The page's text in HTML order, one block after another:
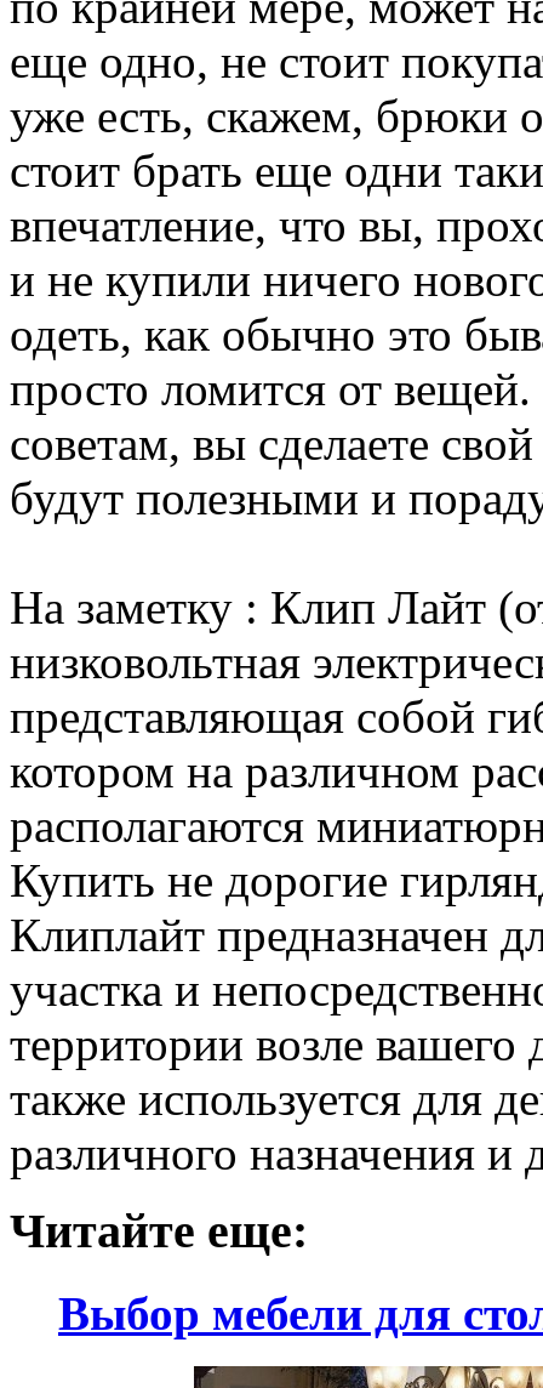
еще одно, не стоит
уже есть, скажем, брюки
стоит брать еще одни
впечатление, что вы,
и не купили ничего
одеть, как обычно это
просто ломится от
советам, вы сделаете
будут полезными и
На заметку : Клип Лайт
низковольтная
представляющая собой
котором на различном
располагаются
Купить не дорогие
Клиплайт предназначен
участка и
территории возле вашего
также используется для
различного назначения и
Читайте еще:
Выбор мебели для